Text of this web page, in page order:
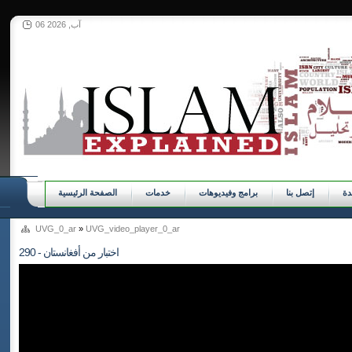
06 آب, 2026
الصفحة الرئيسية خدمات برامج وفيديوهات إتصل بنا
UVG_0_ar » UVG_video_player_0_ar
290 - اختبار من أفغانستان